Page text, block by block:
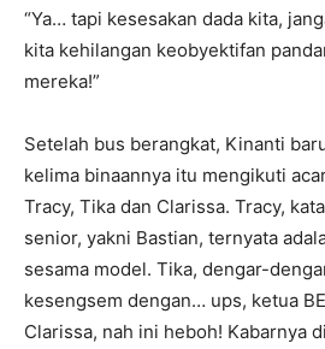
“Ya… tapi kesesakan dada kita,
kita kehilangan keobyektifan
mereka!”
Setelah bus berangkat, Kinanti
kelima binaannya itu mengikuti
Tracy, Tika dan Clarissa. Tracy,
senior, yakni Bastian, ternyata
sesama model. Tika, dengar-
kesengsem dengan… ups, ketua
Clarissa, nah ini heboh! Kabarnya